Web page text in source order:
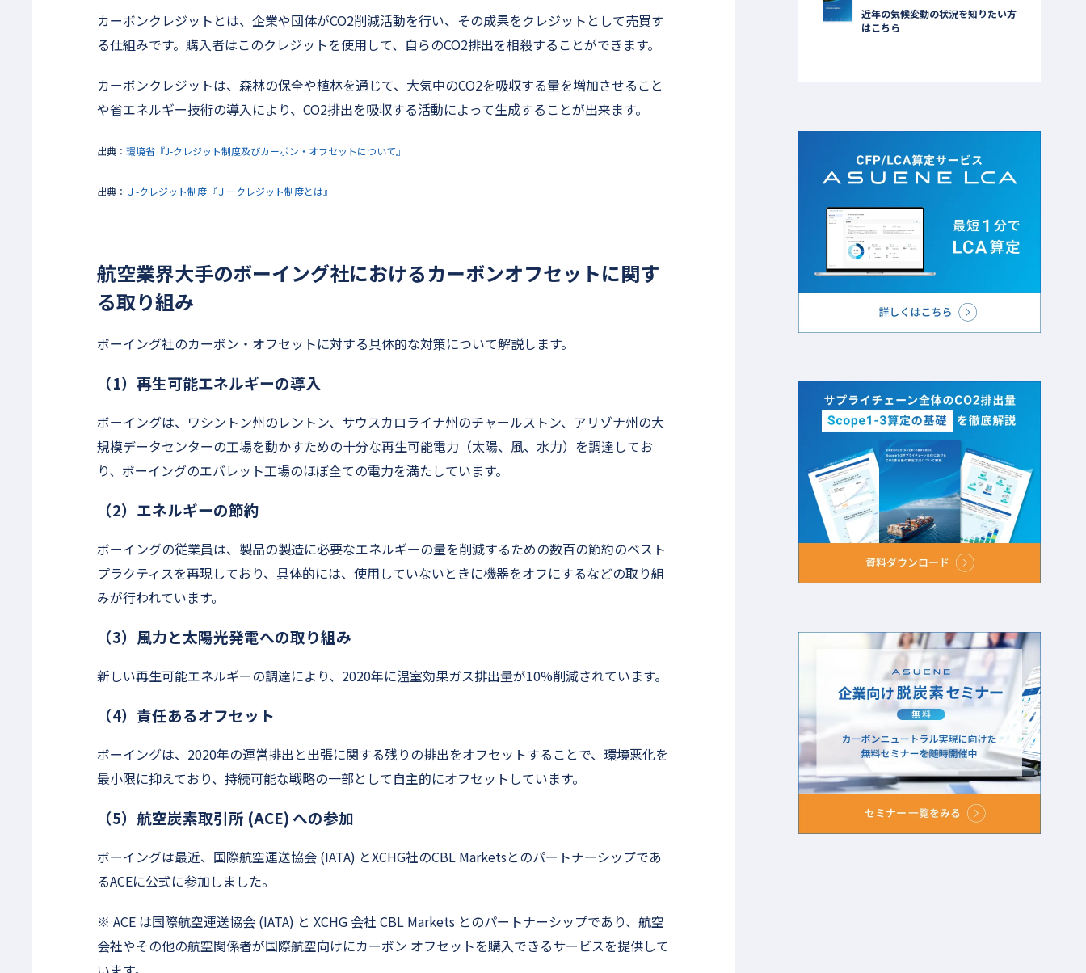
カーボンクレジットとは、企業や団体がCO2削減活動を行い、その成果をクレジットとして売買す
る仕組みです。購入者はこのクレジットを使用して、自らのCO2排出を相殺することができます。
カーボンクレジットは、森林の保全や植林を通じて、大気中のCO2を吸収する量を増加させること
や省エネルギー技術の導入により、CO2排出を吸収する活動によって生成することが出来ます。
出典： 環境省『J-クレジット制度及びカーボン・オフセットについて』
出典： Ｊ-クレジット制度『Ｊークレジット制度とは』
航空業界大手のボーイング社におけるカーボンオフセットに関す
る取り組み
ボーイング社のカーボン・オフセットに対する具体的な対策について解説します。
（1）再生可能エネルギーの導入
ボーイングは、ワシントン州のレントン、サウスカロライナ州のチャールストン、アリゾナ州の大
規模データセンターの工場を動かすための十分な再生可能電力（太陽、風、水力）を調達してお
り、ボーイングのエバレット工場のほぼ全ての電力を満たしています。
（2）エネルギーの節約
ボーイングの従業員は、製品の製造に必要なエネルギーの量を削減するための数百の節約のベスト
プラクティスを再現しており、具体的には、使用していないときに機器をオフにするなどの取り組
みが行われています。
（3）風力と太陽光発電への取り組み
新しい再生可能エネルギーの調達により、2020年に温室効果ガス排出量が10%削減されています。
（4）責任あるオフセット
ボーイングは、2020年の運営排出と出張に関する残りの排出をオフセットすることで、環境悪化を
最小限に抑えており、持続可能な戦略の一部として自主的にオフセットしています。
（5）航空炭素取引所 (ACE) への参加
ボーイングは最近、国際航空運送協会 (IATA) とXCHG社のCBL Marketsとのパートナーシップであ
るACEに公式に参加しました。
※ ACE は国際航空運送協会 (IATA) と XCHG 会社 CBL Markets とのパートナーシップであり、航空
会社やその他の航空関係者が国際航空向けにカーボン オフセットを購入できるサービスを提供して
近年の気候変動の状況を知りたい方
はこちら